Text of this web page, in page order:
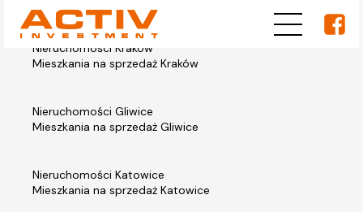
Nieruchomości Kraków
Mieszkania na sprzedaż Kraków
Nieruchomości Gliwice
Mieszkania na sprzedaż Gliwice
Nieruchomości Katowice
Mieszkania na sprzedaż Katowice